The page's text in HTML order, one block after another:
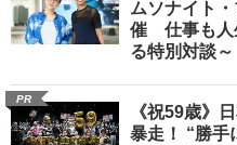
ムソナイト
催 仕事も人
る特別対談～
PR
《祝59歳》
暴走！ “勝手